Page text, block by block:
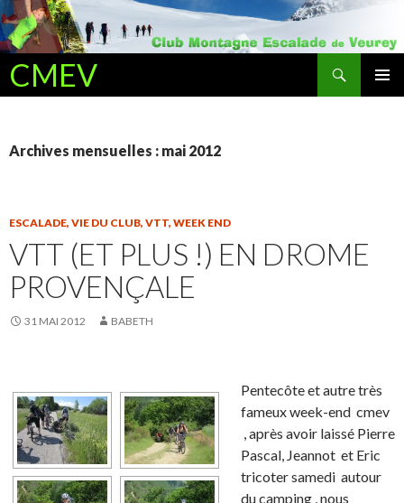
CMEV
Recherche
ALLER AU CONTENU PRINCIPAL
Archives mensuelles : mai 2012
ESCALADE, VIE DU CLUB, VTT, WEEK END
VTT (ET PLUS !) EN DROME
PROVENÇALE
31 MAI 2012 BABETH
Pentecôte et autre très
fameux week-end cmev
, après avoir laissé Pierre
Pascal, Jeannot et Eric
tricoter samedi autour
du camping , nous